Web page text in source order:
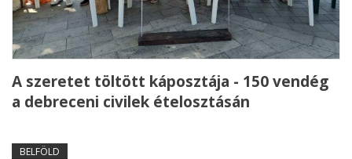
A szeretet töltött káposztája - 150 vendég
a debreceni civilek ételosztásán
BELFÖLD